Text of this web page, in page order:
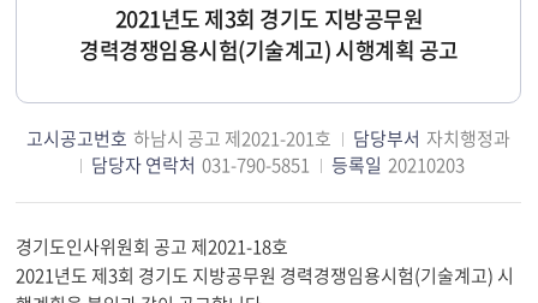
2021년도 제3회 경기도 지방공무원
경력경쟁임용시험(기술계고) 시행계획 공고
고시공고번호 하남시 공고 제2021-201호 담당부서 자치행정과
담당자 연락처 031-790-5851 등록일 20210203